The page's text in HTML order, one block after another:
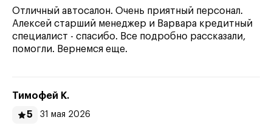
Отличный автосалон. Очень приятный персонал.
Алексей старший менеджер и Варвара кредитный
специалист - спасибо. Все подробно рассказали,
помогли. Вернемся еще.
Тимофей К.
5
31 мая 2026